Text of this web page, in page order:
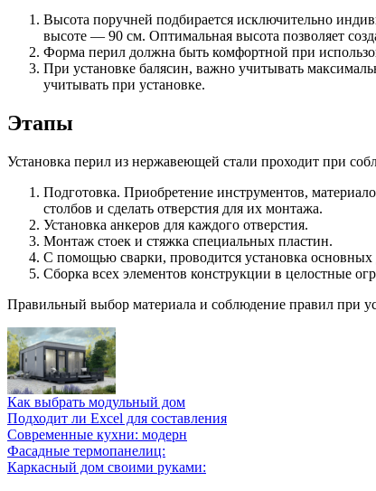
Высота поручней подбирается исключительно
высоте — 90 см. Оптимальная высота позволяет
Форма перил должна быть комфортной при
При установке балясин, важно учитывать
учитывать при установке.
Этапы
Установка перил из нержавеющей стали проходит при
Подготовка. Приобретение инструментов,
столбов и сделать отверстия для их монтажа.
Установка анкеров для каждого отверстия.
Монтаж стоек и стяжка специальных пластин.
С помощью сварки, проводится установка основных
Сборка всех элементов конструкции в целостные
Правильный выбор материала и соблюдение правил при
Как выбрать модульный дом
Подходит ли Excel для составления
Современные кухни: модерн
Фасадные термопанелиц:
Каркасный дом своими руками: